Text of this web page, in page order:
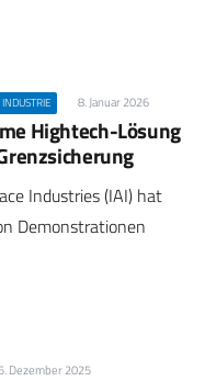
INDUSTRIE 8. Januar 2026
Hightech-Lösung
Industries (IAI) hat
Demonstrationen
5. Dezember 2025